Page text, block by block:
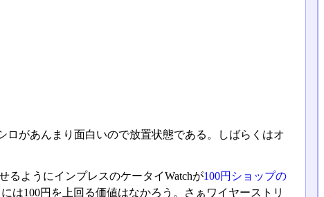
があんまり面白いので放置状態である。しばらくはオ
るようにインプレスのケータイWatchが100円ショップの
は100円を上回る価値はなかろう。さぁワイヤーストリ